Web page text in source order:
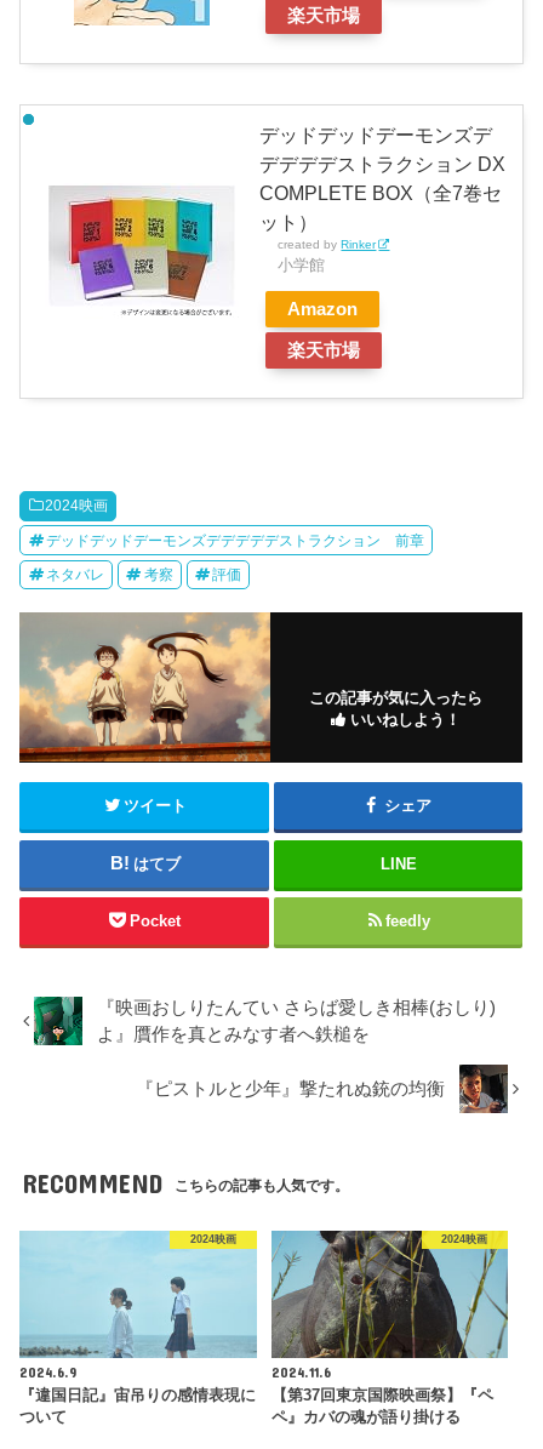
楽天市場
デッドデッドデーモンズデ
デデデデストラクション DX
COMPLETE BOX（全7巻セ
ット）
created byRinker
小学館
Amazon
楽天市場
2024映画
デッドデッドデーモンズデデデデデストラクション 前章
ネタバレ 考察 評価
この記事が気に入ったら
いいねしよう！
ツイート シェア
はてブ LINE
Pocket feedly
『映画おしりたんてい さらば愛しき相棒(おしり)
よ』贋作を真とみなす者へ鉄槌を
『ピストルと少年』撃たれぬ銃の均衡
RECOMMEND こちらの記事も人気です。
2024映画
2024.6.9
『違国日記』宙吊りの感情表現に
ついて
2024映画
2024.11.6
【第37回東京国際映画祭】『ペ
ペ』カバの魂が語り掛ける